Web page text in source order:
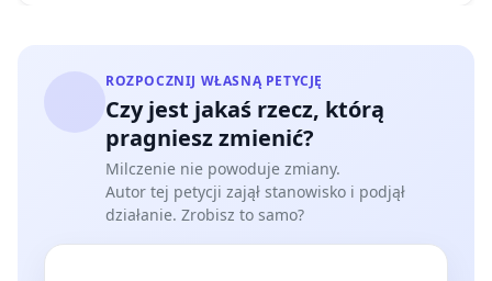
ROZPOCZNIJ WŁASNĄ PETYCJĘ
Czy jest jakaś rzecz, którą
pragniesz zmienić?
Milczenie nie powoduje zmiany.
Autor tej petycji zajął stanowisko i podjął
działanie. Zrobisz to samo?